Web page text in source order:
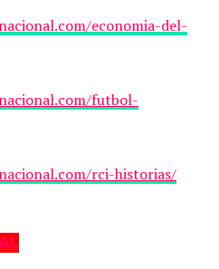
economia-del-
futbol-
rci-historias/